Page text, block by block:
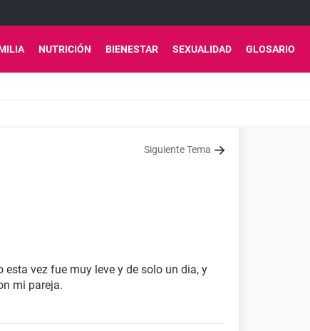
NUTRICIÓN BIENESTAR SEXUALIDAD GLOSARIO
Siguiente Tema
vez fue muy leve y de solo un dia, y
mi pareja.